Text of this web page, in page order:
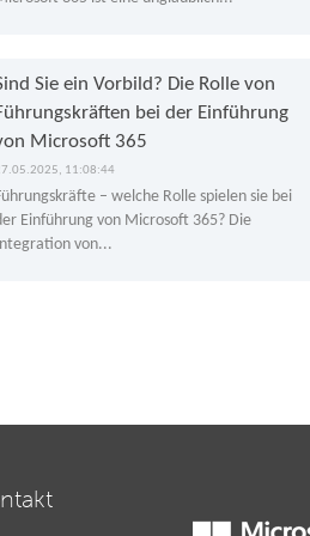
Sie ein Vorbild? Die Rolle von
bei der Einführung
Microsoft 365
11:08:44
– welche Rolle spielen sie bei
Einführung von Microsoft 365? Die
von...